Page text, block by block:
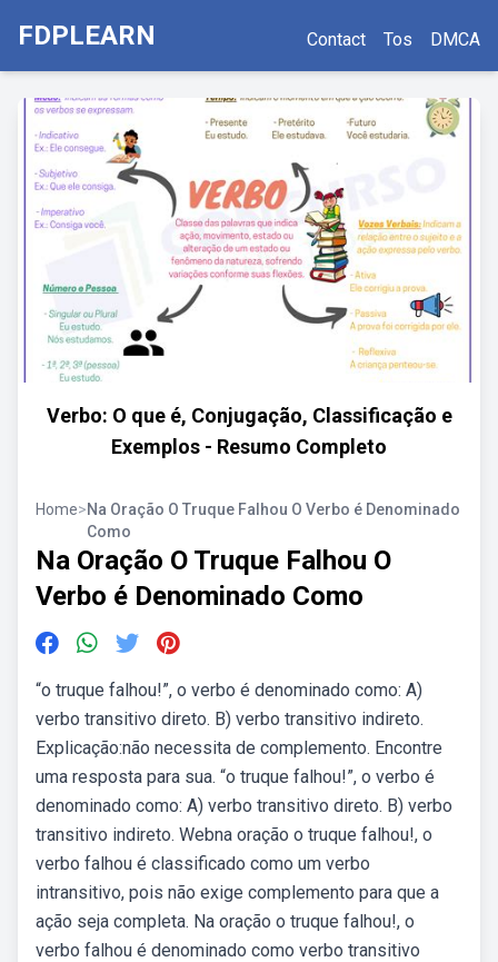
FDPLEARN Contact Tos DMCA
Verbo: O que é, Conjugação, Classificação e
Exemplos - Resumo Completo
Home>Na Oração O Truque Falhou O Verbo é Denominado
Como
Na Oração O Truque Falhou O
Verbo é Denominado Como
“o truque falhou!”, o verbo é denominado como: A)
verbo transitivo direto. B) verbo transitivo indireto.
Explicação:não necessita de complemento. Encontre
uma resposta para sua. “o truque falhou!”, o verbo é
denominado como: A) verbo transitivo direto. B) verbo
transitivo indireto. Webna oração o truque falhou!, o
verbo falhou é classificado como um verbo
intransitivo, pois não exige complemento para que a
ação seja completa. Na oração o truque falhou!, o
verbo falhou é denominado como verbo transitivo